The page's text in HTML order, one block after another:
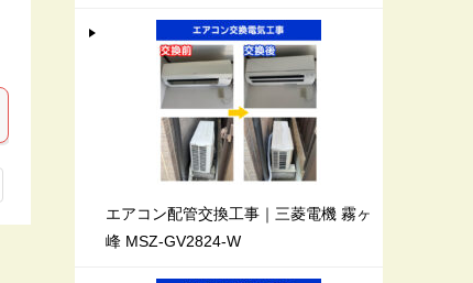
エアコン配管交換工事｜三菱電機 霧ヶ
峰 MSZ-GV2824-W